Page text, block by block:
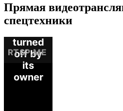
Прямая
спецтехники